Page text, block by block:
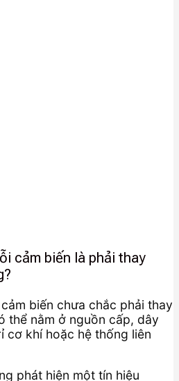
cảm biến là phải thay
biến chưa chắc phải thay
thể nằm ở nguồn cấp, dây
cơ khí hoặc hệ thống liên
phát hiện một tín hiệu